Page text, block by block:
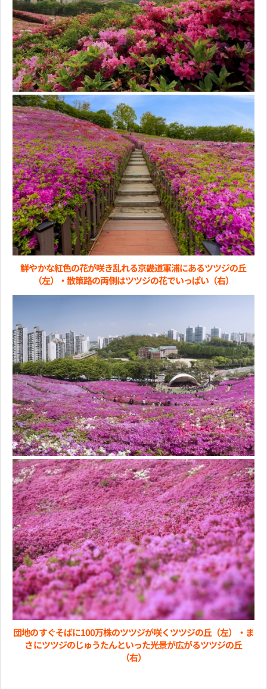
鮮やかな紅色の花が咲き乱れる京畿道軍浦にあるツツジの丘
（左）・散策路の両側はツツジの花でいっぱい（右）
団地のすぐそばに100万株のツツジが咲くツツジの丘（左）・ま
さにツツジのじゅうたんといった光景が広がるツツジの丘
（右）